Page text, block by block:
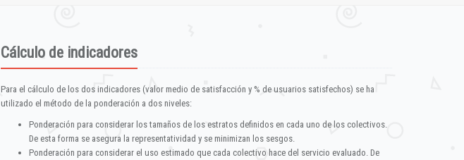
Cálculo de indicadores
Para el cálculo de los dos indicadores (valor medio de satisfacción y % de usuarios satisfechos) se ha
utilizado el método de la ponderación a dos niveles:
Ponderación para considerar los tamaños de los estratos definidos en cada uno de los colectivos.
De esta forma se asegura la representatividad y se minimizan los sesgos.
Ponderación para considerar el uso estimado que cada colectivo hace del servicio evaluado. De